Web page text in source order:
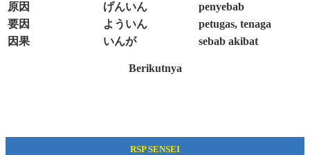
原因
げんいん
penyebab
要因
よういん
petugas, tenaga
因果
いんが sebab akibat
Berikutnya
RSP SENSEI